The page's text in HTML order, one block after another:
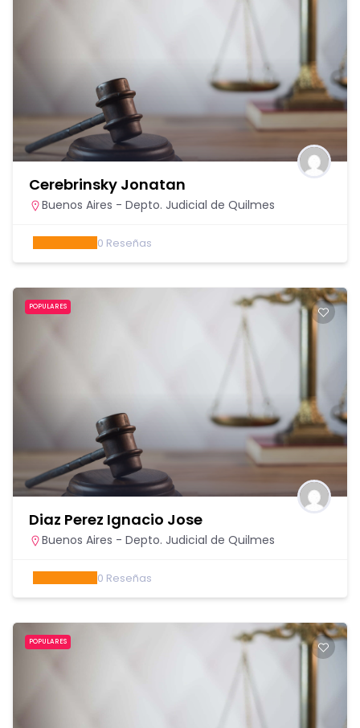
Cerebrinsky Jonatan
Buenos Aires - Depto. Judicial de Quilmes
0 Reseñas
POPULARES
Diaz Perez Ignacio Jose
Buenos Aires - Depto. Judicial de Quilmes
0 Reseñas
POPULARES